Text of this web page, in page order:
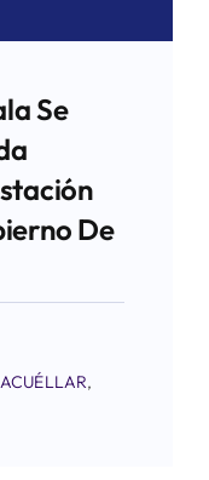
Se
De
,